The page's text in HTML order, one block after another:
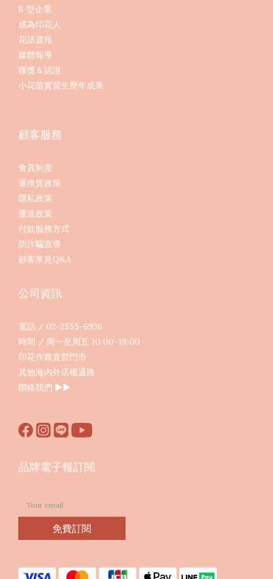
B 型企業
成為印花人
花語週報
媒體報導
獲獎＆認證
小花苗實習生歷年成果
顧客服務
會員制度
退換貨政策
隱私政策
運送政策
付款服務方式
防詐騙宣導
顧客常見Q&A
公司資訊
電話 / 02-2555-6936
時間 / 周一至周五 10:00-18:00
印花作夥直營門市
其他海內外店櫃通路
聯絡我們 ▶︎▶︎
品牌電子報訂閱
免費訂閱